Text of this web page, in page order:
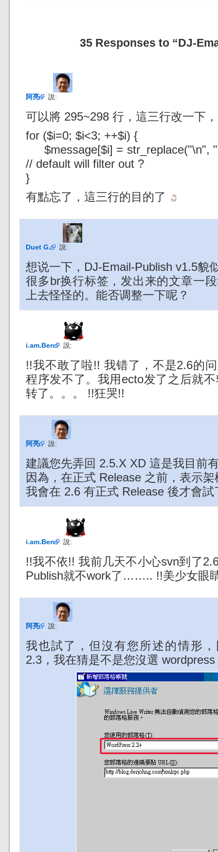
35 Responses to “DJ-
阿亮 說:
可以將 295~298 行，這三行改一下
for ($i=0; $i<3; ++$i) {
$message[$i] = str_replace("\n",
// default will filter out ?
}
有點忘了，這三行的目的了
Duet G. 說:
想说一下，DJ-Email-Publish v1.5貌
很多br换行标签，发出来的文章一
上去怪怪的。能否调整一下呢？
i.am.Ben 說:
!!我不敢了啦!! 我错了，不是2.6的
程序发不了。我用ecto发了之后就
转了。。。 !!狂哭!!
阿亮 說:
建議您先弄回 2.5.X XD 這是我目前
因為，在正式 Release 之前，表示
我會在 2.6 有正式 Release 後才會
i.am.Ben 說:
!!我不依!! 我前几天不小心svn到了
Publish就不work了…….. !!美少女眼
阿亮 說:
我也試了，但沒有您所述的情形
2.3，我在猜是不是您沒選